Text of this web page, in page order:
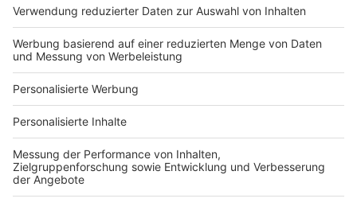
Hausanbieter-Suche
Bauprojekt-Profil
Für Unternehmen
Ihre Baufirma auf bauen.de
Kostenloses Infogespräch